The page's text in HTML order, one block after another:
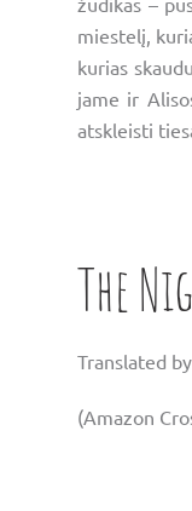
miestelį,
kurias
jame ir
atskleisti
The
Translated
(Amazon